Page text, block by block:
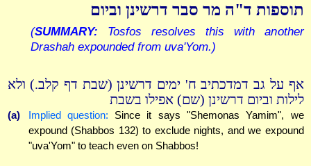
תוספות ד"ה מר סבר דרשינן וביום
(SUMMARY: Tosfos resolves this with another
Drashah expounded from uva'Yom.)
אף על גב דמדכתיב ח' ימים דרשינן (שבת דף קלב.) ולא
לילות וביום דרשינן (שם) אפילו בשבת
(a) Implied question: Since it says "Shemonas Yamim", we
expound (Shabbos 132) to exclude nights, and we expound
"uva'Yom" to teach even on Shabbos!